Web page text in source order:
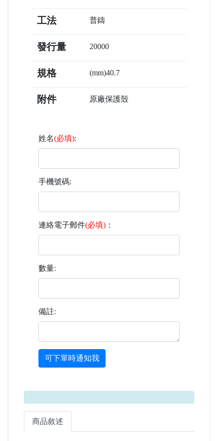
工法 普鑄
發行量 20000
規格 (mm)40.7
附件 原廠保護殼
姓名(必填):
手機號碼:
連絡電子郵件(必填) ：
數量:
備註:
可下單時通知我
商品敘述